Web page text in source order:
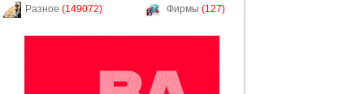
Разное (149072) Фирмы (127)